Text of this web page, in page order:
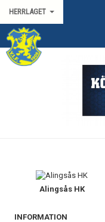
HERRLAGET
HEM
SPORTGRUPP HERR
HANDBOLLSLIGAN HERR
Alingsås HK
INFORMATION